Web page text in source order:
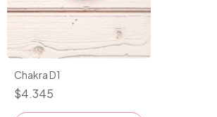
Chakra D1
$4.345